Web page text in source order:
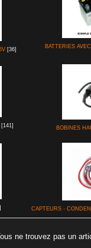
[36] BATTERIES
[141] BOBINES
CAPTEURS -
ne trouvez pas un